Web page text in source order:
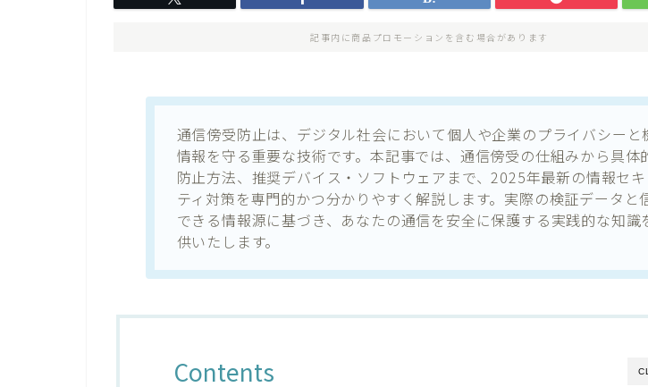
記事内に商品プロモーションを含む場合があります
通信傍受防止は、デジタル社会において個人や企業のプライバシーと
情報を守る重要な技術です。本記事では、通信傍受の仕組みから具体
防止方法、推奨デバイス・ソフトウェアまで、2025年最新の情報セキ
ティ対策を専門的かつ分かりやすく解説します。実際の検証データと
できる情報源に基づき、あなたの通信を安全に保護する実践的な知識
供いたします。
Contents